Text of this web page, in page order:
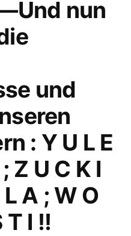
nun
und
: Y U L E
Z U C K I
A ; W O
T I !!